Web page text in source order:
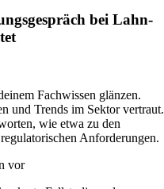
bei Lahn-
Fachwissen glänzen.
und Trends im Sektor vertraut.
wie etwa zu den
Anforderungen.
vor